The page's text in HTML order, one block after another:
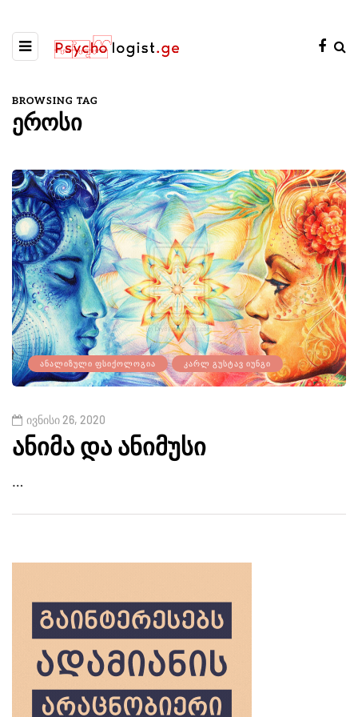
BROWSING TAG
ეროსი
ᲐᲜᲐᲚᲘᲖᲣᲚᲘ ᲤᲡᲘᲥᲝᲚᲝᲒᲘᲐ ᲙᲐᲠᲚ ᲒᲣᲡᲢᲐᲕ ᲘᲣᲜᲒᲘ
ივნისი 26, 2020
ანიმა და ანიმუსი
…